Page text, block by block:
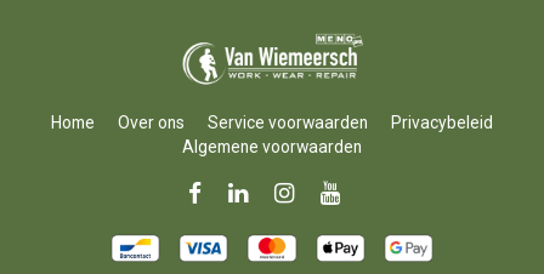
Home Over ons Service voorwaarden
Privacybeleid
Algemene voorwaarden